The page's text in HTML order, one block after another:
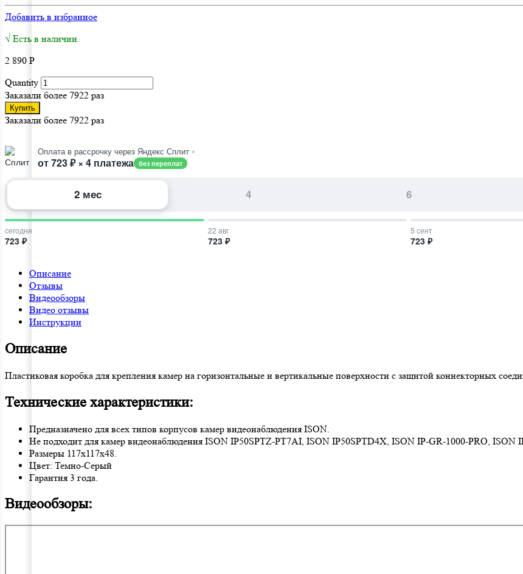
Добавить в избранное
√ Есть в наличии.
2 890 Р
Quantity
Заказали более 7922 раз
Купить
Заказали более 7922 раз
Оплата в рассрочку через Яндекс Сплит ›
от 723 ₽ × 4 платежа без переплат
2 мес 4 6
сегодня
723 ₽
22 авг
723 ₽
5 сент
723 ₽
Описание
Отзывы
Видеообзоры
Видео отзывы
Инструкции
Описание
Пластиковая коробка для крепления камер на горизонтальные и вертикальные поверхности с защитой коннекторных
Технические характеристики:
Предназначено для всех типов корпусов камер видеонаблюдения ISON.
Не подходит для камер видеонаблюдения ISON IP50SPTZ-PT7AI, ISON IP50SPTD4X, ISON IP-GR-1000-PRO, ISON
Размеры 117x117x48.
Цвет: Темно-Серый
Гарантия 3 года.
Видеообзоры: